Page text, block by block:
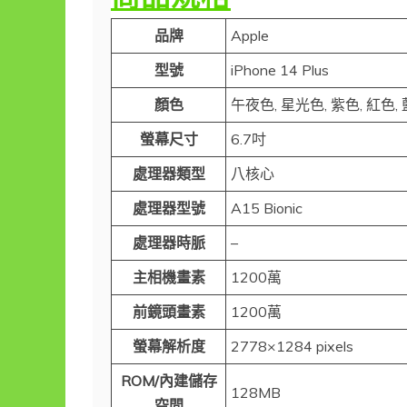
品牌
Apple
型號
iPhone 14 Plus
顏色
午夜色, 星光色, 紫色, 紅色,
螢幕尺寸
6.7吋
處理器類型
八核心
處理器型號
A15 Bionic
處理器時脈
–
主相機畫素
1200萬
前鏡頭畫素
1200萬
螢幕解析度
2778×1284 pixels
ROM/內建儲存
128MB